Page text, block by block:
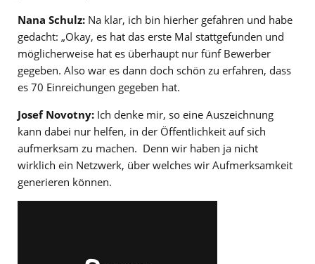
Nana Schulz: Na klar, ich bin hierher gefahren und habe
gedacht: „Okay, es hat das erste Mal stattgefunden und
möglicherweise hat es überhaupt nur fünf Bewerber
gegeben. Also war es dann doch schön zu erfahren, dass
es 70 Einreichungen gegeben hat.
Josef Novotny: Ich denke mir, so eine Auszeichnung
kann dabei nur helfen, in der Öffentlichkeit auf sich
aufmerksam zu machen. Denn wir haben ja nicht
wirklich ein Netzwerk, über welches wir Aufmerksamkeit
generieren können.